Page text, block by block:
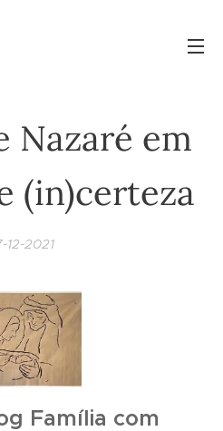
Nazaré em
(in)certeza
12-2021
Família com